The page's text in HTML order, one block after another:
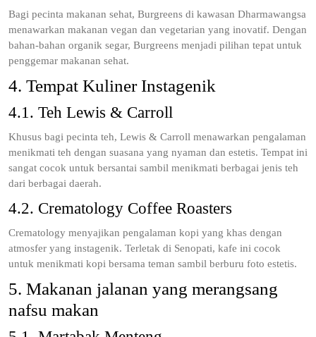
Bagi pecinta makanan sehat, Burgreens di kawasan Dharmawangsa
menawarkan makanan vegan dan vegetarian yang inovatif. Dengan
bahan-bahan organik segar, Burgreens menjadi pilihan tepat untuk
penggemar makanan sehat.
4. Tempat Kuliner Instagenik
4.1. Teh Lewis & Carroll
Khusus bagi pecinta teh, Lewis & Carroll menawarkan pengalaman
menikmati teh dengan suasana yang nyaman dan estetis. Tempat ini
sangat cocok untuk bersantai sambil menikmati berbagai jenis teh
dari berbagai daerah.
4.2. Crematology Coffee Roasters
Crematology menyajikan pengalaman kopi yang khas dengan
atmosfer yang instagenik. Terletak di Senopati, kafe ini cocok
untuk menikmati kopi bersama teman sambil berburu foto estetis.
5. Makanan jalanan yang merangsang
nafsu makan